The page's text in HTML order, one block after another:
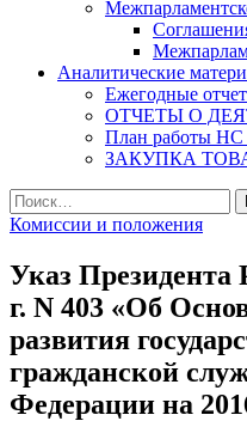
Аналитические
Ежегодные
ОТЧЕТЫ О
План работы
ЗАКУПКА
Найти:
Комиссии и положения
Указ Президента
г. N 403 «Об
развития
гражданской
Федерации на